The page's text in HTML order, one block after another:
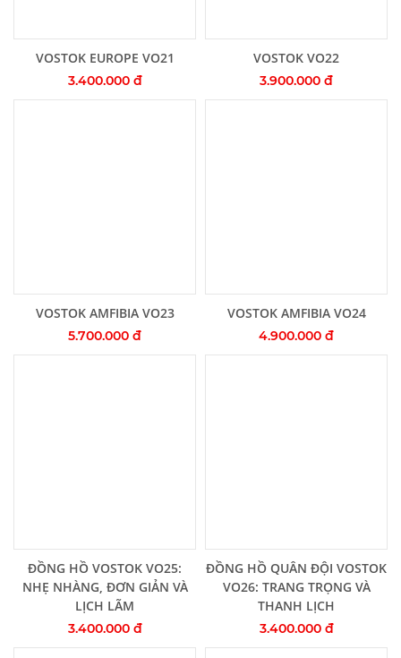
Thêm vào giỏ hàng
VOSTOK EUROPE VO21
3.400.000 đ
Thêm vào giỏ hàng
VOSTOK VO22
3.900.000 đ
Thêm vào giỏ hàng
VOSTOK AMFIBIA VO23
5.700.000 đ
Thêm vào giỏ hàng
VOSTOK AMFIBIA VO24
4.900.000 đ
Thêm vào giỏ hàng
ĐỒNG HỒ VOSTOK VO25:
NHẸ NHÀNG, ĐƠN GIẢN VÀ
LỊCH LÃM
3.400.000 đ
Thêm vào giỏ hàng
ĐỒNG HỒ QUÂN ĐỘI VOSTOK
VO26: TRANG TRỌNG VÀ
THANH LỊCH
3.400.000 đ